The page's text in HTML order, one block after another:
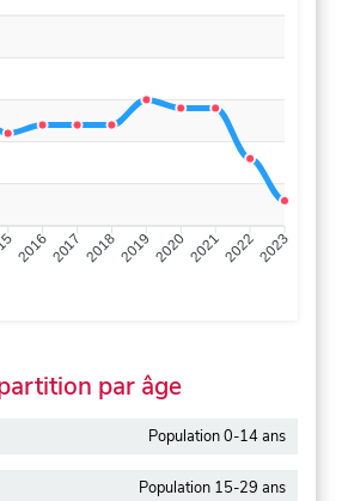
20162017 20182019 2020202120222023
par âge
Population 0-14 ans
Population 15-29 ans